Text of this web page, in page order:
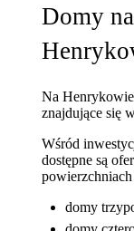
Domy
Na
znajdujące się
Wśród
dostępne są
domy